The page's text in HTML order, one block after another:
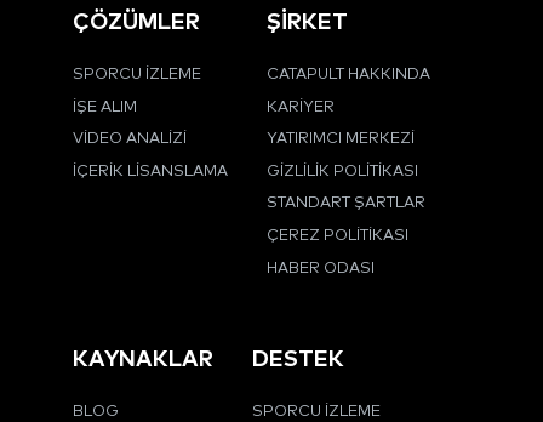
ÇÖZÜMLER
SPORCU İZLEME
İŞE ALIM
VIDEO ANALIZI
İÇERIK LISANSLAMA
ŞİRKET
CATAPULT HAKKINDA
KARIYER
YATIRIMCI MERKEZI
GIZLILIK POLITIKASI
STANDART ŞARTLAR
ÇEREZ POLITIKASI
HABER ODASI
KAYNAKLAR
BLOG
DESTEK
SPORCU İZLEME